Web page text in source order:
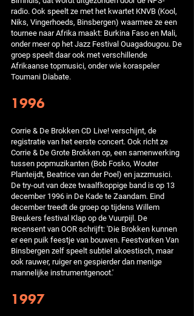
radio. Ook speelt ze met het kwartet KNVB (Kool,
Niks, Vingerhoeds, Binsbergen) waarmee ze een
tournee naar Afrika maakt: Burkina Faso en Mali,
onder meer op het Jazz Festival Ouagadougou. De
groep speelt daar ook met verschillende
Afrikaanse topmusici, onder wie koraspeler
Toumani Diabate.
1996
Corrie & De Brokken CD Live! verschijnt, de
registratie van het eerste concert. Ook richt ze
Corrie & De Grote Brokken op, een samenwerking
tussen popmuzikanten (Bob Fosko, Wouter
Planteijdt, Beatrice van der Poel) en jazzmusici.
De try-out van deze twaalfkoppige band is op 13
december 1996 in De Kade te Zaandam. Eind
december treedt de groep op tijdens Willem
Breukers festival Klap op de Vuurpijl. De
recensent van OOR schrijft: 'Die Brokken kunnen
er een puik feestje van bouwen. Feestvarken Van
Binsbergen zelf speelt subtiel akoestisch, maar
ook rauwer, ruiger en gespierder dan menige
mannelijke instrumentgenoot.'
1997